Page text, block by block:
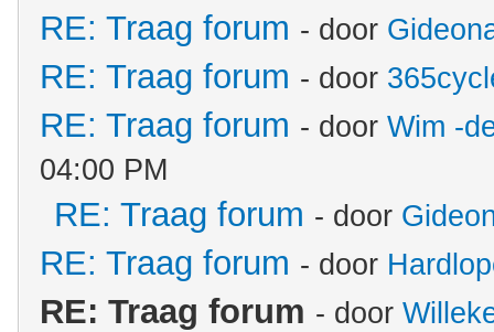
RE: Traag forum - door
RE: Traag forum - door
RE: Traag forum - door Wim -
04:00 PM
RE: Traag forum - door
RE: Traag forum - door
RE: Traag forum - door